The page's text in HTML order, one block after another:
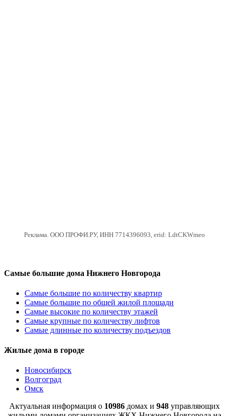
Реклама. ООО ПРОФИ.РУ, ИНН 7714396093, erid: LdtCKWmeo
Самые большие дома Нижнего Новгорода
Самые большие по количеству квартир
Самые большие по общей жилой площади
Самые высокие по количеству этажей
Самые крупные по количеству лифтов
Самые длинные по количеству подъездов
Жилые дома в городе
Новосибирск
Волгоград
Омск
Актуальная информация о 10986 домах и 948 управляющих